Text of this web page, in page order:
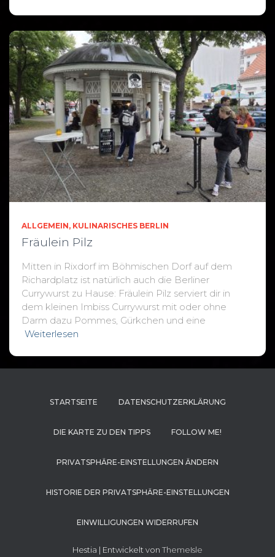
ALLGEMEIN KULINARISCHES BERLIN
Fräulein Pilz
Mitten in Rixdorf im Böhmischen Dorf auf dem
Richardplatz ist natürlich auch die Berliner
Currywurst zu Hause: Fräulein Pilz serviert dir in
dem kleinen Imbiss Currywurst mit oder ohne
Darm dazu Pommes, Gürkchen und eine
Weiterlesen
STARTSEITE DATENSCHUTZERKLÄRUNG
DIE KARTE ZU DEN TIPPS FOLLOW ME!
PRIVATSPHÄRE-EINSTELLUNGEN ÄNDERN
HISTORIE DER PRIVATSPHÄRE-EINSTELLUNGEN
EINWILLIGUNGEN WIDERRUFEN
Hestia | Entwickelt von ThemeIsle